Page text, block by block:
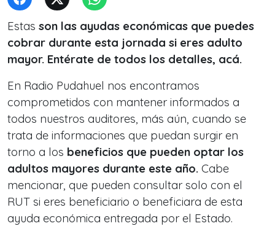
Estas son las ayudas económicas que puedes
cobrar durante esta jornada si eres adulto
mayor. Entérate de todos los detalles, acá.
En Radio Pudahuel nos encontramos
comprometidos con mantener informados a
todos nuestros auditores, más aún, cuando se
trata de informaciones que puedan surgir en
torno a los beneficios que pueden optar los
adultos mayores durante este año. Cabe
mencionar, que pueden consultar solo con el
RUT si eres beneficiario o beneficiara de esta
ayuda económica entregada por el Estado.